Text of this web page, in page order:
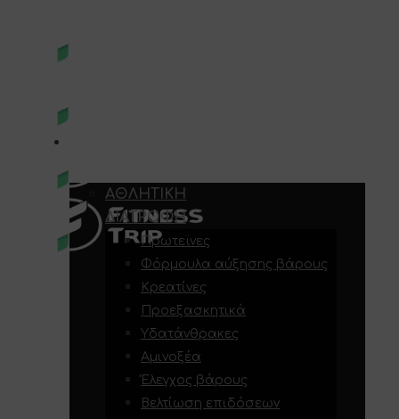
ΑΘΛΗΤΙΚΉ
ΔΙΑΤΡΟΦΉ
Πρωτεϊνες
Φόρμουλα αύξησης βάρους
Κρεατίνες
Προεξασκητικά
Υδατάνθρακες
Αμινοξέα
Έλεγχος βάρους
Βελτίωση επιδόσεων